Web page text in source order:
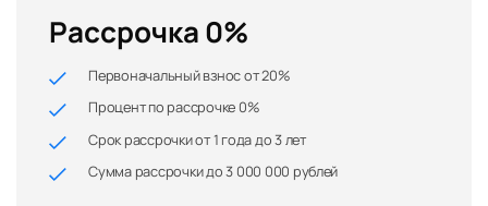
Рассрочка 0%
Первоначальный взнос от 20%
Процент по рассрочке 0%
Срок рассрочки от 1 года до 3 лет
Сумма рассрочки до 3 000 000 рублей